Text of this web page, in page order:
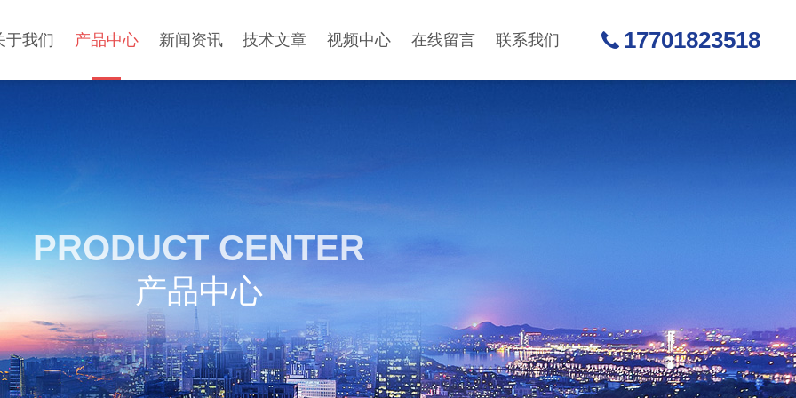
于我们 产品中心 新闻资讯 技术文章 视频中心 在线留言 联系我们 17701823518
PRODUCT CENTER
产品中心